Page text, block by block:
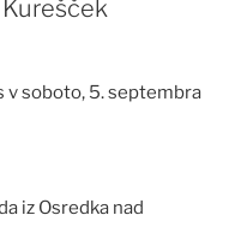
v soboto, 5. septembra
iz Osredka nad